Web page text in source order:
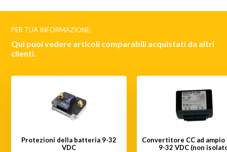
PER TUA INFORMAZIONE:
Qui puoi vedere articoli comparabili acquistati da altri
clienti.
Protezioni della batteria 9-32
VDC
Convertitore CC ad ampio
9-32 VDC (non